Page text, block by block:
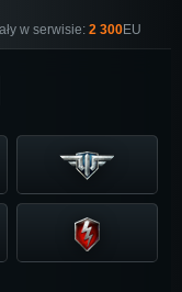
w serwisie: 2 300EU